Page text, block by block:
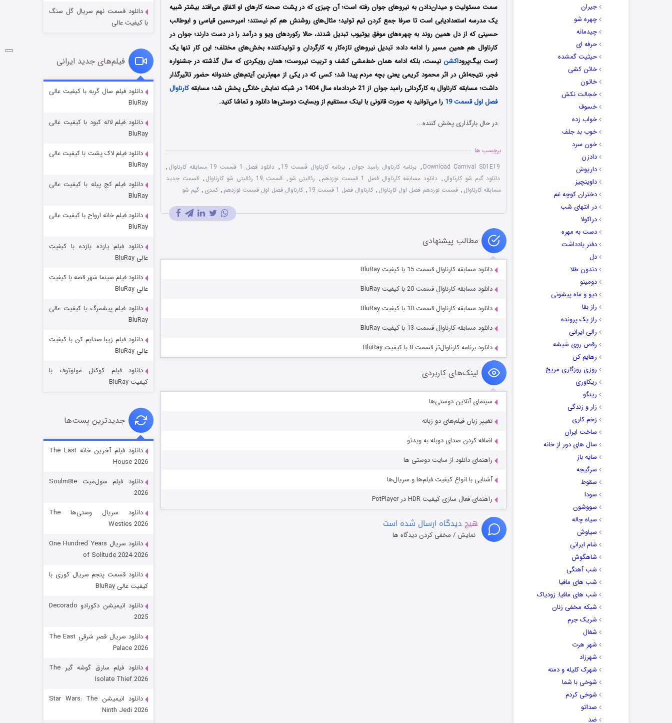
جیران
چهره شو
چیدمانه
حرفه ای
حیثیت گمشده
خائن کشی
خاتون
خجالت نکش
خسوف
خواب زده
خوب بد جلف
خون سرد
دادزن
داریوش
داوینچیز
دختران کوچه غم
در انتهای شب
دراکولا
دست به مهره
دفتر یادداشت
دل
دندون طلا
دومینو
دیو و ماه پیشونی
راز بقا
راز یک پرونده
رالی ایرانی
رقص روی شیشه
رهایم کن
روزی روزگاری مریخ
ریکاوری
رینگو
زار و زندگی
زخم کاری
ساخت ایران
سال های دور از خانه
سایه باز
سرگیجه
سقوط
سودا
سووشون
سیاه چاله
سیاوش
شام ایرانی
شاهگوش
شب آهنگی
شب های مافیا
شب های مافیا: زودیاک
شبکه مخفی زنان
شریک جرم
شغال
شهر هرت
شهرزاد
شهرک کلیله و دمنه
شوخی با شما
شوخی کردم
صداتو
ضد
سمت مسئولیت‌ و میدان‌دادن به نیروهای جوان رفته است؛ آن چیزی که در پشت صحنه کارهای او اتفاق می‌افتد بیشتر شبیه
یک مدرسه استعدادیابی است تا صرفا جمع کردن تیم تولید؛ مثال‌های روشنش هم کم نیستند؛ امیرحسین قیاسی و ابوطالب
حسینی که از دل همین روند به چهره‌های موفق یوتیوب تبدیل شدند، حالا رکوردهای ویو و درآمد را در دست دارند؛ جوان در
کارناوال هم همین مسیر را ادامه داده: تبدیل نیروهای تازه‌کار به کارگردان و تولیدکننده بخش‌های مختلف؛ این‌ کار تنها یک
ژست بیگ‌پروداکشن نیست، بلکه ادامه همان خط‌مشی کشف و تربیت نیروست؛ همان رویکردی که سال گذشته در جشنواره
فجر، نتیجه‌اش در اثر محمود کریمی یعنی بچه‌ مردم پیدا شد؛ کسی که در یکی از مهم‌ترین آیتم‌های خندوانه حضور تاثیرگذار
داشت؛ مسابقه کارناوال به کارگردانی رامبد جوان از 21 خردادماه سال 1404 در شبکه نمایش خانگی پخش شد؛ مسابقه
کارناوال
فصل اول قسمت 19
را می‌توانید به صورت قانونی با لینک مستقیم از وبسایت دوستی‌ها دانلود و تماشا کنید.
در حال بارگذاری پخش کننده...
برچسب ها
Download Carnival S01E19
, برنامه کارناوال رامبد جوان , برنامه کارناوال قسمت 19 , دانلود فصل 1 قسمت 19 مسابقه کارناوال
,
دانلود گیم شو کارناوال , دانلود مسابقه کارناوال فصل 1 قسمت نوزدهم , رئالیتی شو , قسمت 19 رئالیتی‌ شو کارناوال , قسمت جدید
مسابقه کارناوال , قسمت نوزدهم فصل اول کارناوال , کارناوال فصل 1 قسمت 19 , کارناوال فصل اول قسمت نوزدهم , کمدی , گیم شو
مطالب پیشنهادی
دانلود مسابقه کارناوال قسمت 15 با کیفیت BluRay
دانلود مسابقه کارناوال قسمت 20 با کیفیت BluRay
دانلود مسابقه کارناوال قسمت 10 با کیفیت BluRay
دانلود مسابقه کارناوال قسمت 13 با کیفیت BluRay
دانلود برنامه کارناوال‌تر قسمت 8 با کیفیت BluRay
لینک‌های کاربردی
سینمای آنلاین دوستی‌ها
تغییر زبان فیلم‌های دو زبانه
اضافه کردن صدای دوبله به ویدئو
راهنمای دانلود از سایت دوستی ها
آشنایی با انواع کیفیت فیلم‌ها و سریال‌ها
راهنمای فعال سازی کیفیت HDR در PotPlayer
هیچ دیدگاه ارسال شده است
نمایش / مخفی کردن دیدگاه ها
شکست استوارت در نجات جهان
قسمت
شوگر فصل ۲
خاندان اژدها فصل ۳
قسمت
باب اسفنجی فصل ۱۷
قسمت
دانلود قسمت نهم سریال گل سنگ
با کیفیت عالی
فیلم‌های جدید ایرانی
دانلود فیلم سال گربه با کیفیت عالی
BluRay
دانلود فیلم لاله کبود با کیفیت عالی
BluRay
دانلود فیلم لاک پشت با کیفیت عالی
BluRay
دانلود فیلم کج‌ پیله با کیفیت عالی
BluRay
دانلود فیلم خانه ارواح با کیفیت عالی
BluRay
دانلود فیلم یازده یازده با کیفیت
عالی BluRay
دانلود فیلم سینما شهر قصه با کیفیت
عالی BluRay
دانلود فیلم پیشمرگ با کیفیت عالی
BluRay
دانلود فیلم زیبا صدایم کن با کیفیت
عالی BluRay
دانلود فیلم کوکتل مولوتوف با
کیفیت BluRay
جدیدترین پست‌ها
دانلود فیلم آخرین خانه The Last
House 2026
دانلود فیلم سول‌میت Soulm8te
2026
دانلود سریال وستی‌ها The
Westies 2026
دانلود سریال One Hundred Years
of Solitude 2024-2026
دانلود قسمت پنجم سریال کوری با
کیفیت عالی BluRay
دانلود انیمیشن دکورادو Decorado
2025
دانلود سریال قصر شرقی The East
Palace 2026
دانلود فیلم سارق گوشه گیر The
Isolate Thief 2026
دانلود انیمیشن Star Wars: The
Ninth Jedi 2026